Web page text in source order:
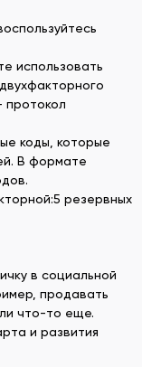
использовать
протокол
коды, которые
В формате
резервных
в социальной
продавать
что-то еще.
и развития